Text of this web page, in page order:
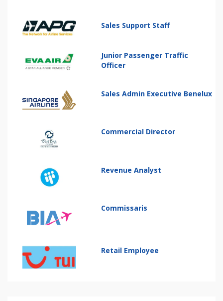
Sales Support Staff
Junior Passenger Traffic
Officer
Sales Admin Executive Benelux
Commercial Director
Revenue Analyst
Commissaris
Retail Employee